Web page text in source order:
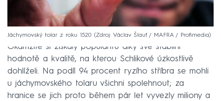
Jáchymovský tolar z roku 1520 Zdroj: Václav Šlauf / MAFRA / Profimedia
Okamžitě si získaly popularitu díky své stabilní
hodnotě a kvalitě, na kterou Schlikové úzkostlivě
dohlíželi. Na podíl 94 procent ryzího stříbra se mohli
u jáchymovského tolaru všichni spolehnout; za
hranice se jich proto během pár let vyvezly miliony a